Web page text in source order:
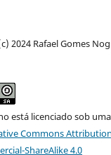
2024 Rafael Gomes
está licenciado sob uma
Commons
ShareAlike 4.0